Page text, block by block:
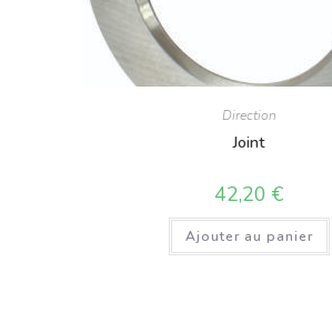
Direction
Joint
42,20 €
Ajouter au panier